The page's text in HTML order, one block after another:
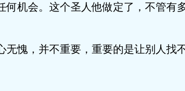
何机会。这个圣人他做定了，不管有
愧，并不重要，重要的是让别人找